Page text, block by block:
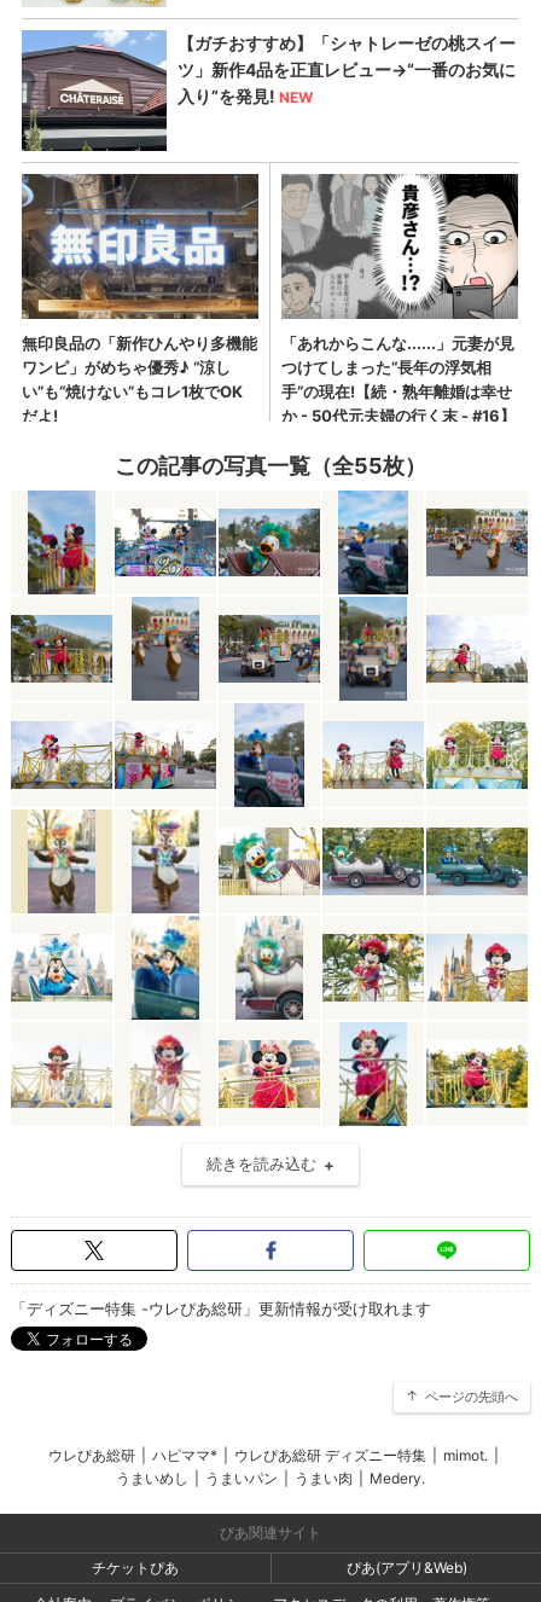
この記事の写真一覧（全55枚）
続きを読み込む
「ディズニー特集 -ウレぴあ総研」更新情報が受け取れます
ページの先頭へ
ウレぴあ総研 ハピママ* ウレぴあ総研 ディズニー特集 mimot.
うまいめし
うまいパン うまい肉 Medery.
ぴあ関連サイト
チケットぴあ
ぴあ(アプリ&Web)